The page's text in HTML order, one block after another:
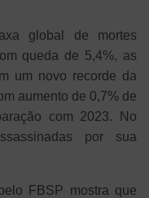
global de mortes
queda de 5,4%, as
um novo recorde da
aumento de 0,7% de
com 2023. No
por sua
FBSP mostra que